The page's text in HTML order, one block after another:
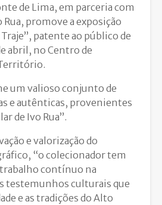
de Lima, em parceria com
promove a exposição
patente ao público de
abril, no Centro de
um valioso conjunto de
e autênticas, provenientes
de Ivo Rua”.
e valorização do
“o colecionador tem
contínuo na
testemunhos culturais que
e as tradições do Alto